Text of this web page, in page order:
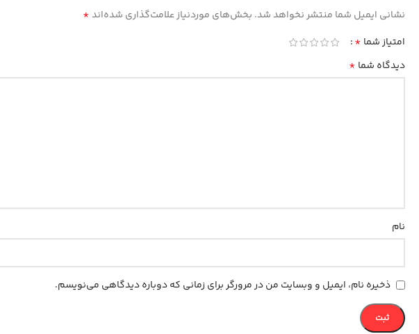
نشانی ایمیل شما منتشر نخواهد شد. بخش‌های موردنیاز علامت‌گذاری شده‌اند*
امتیاز شما *
دیدگاه شما *
نام
ذخیره نام، ایمیل و وبسایت من در مرورگر برای زمانی که دوباره دیدگاهی می‌نویسم.